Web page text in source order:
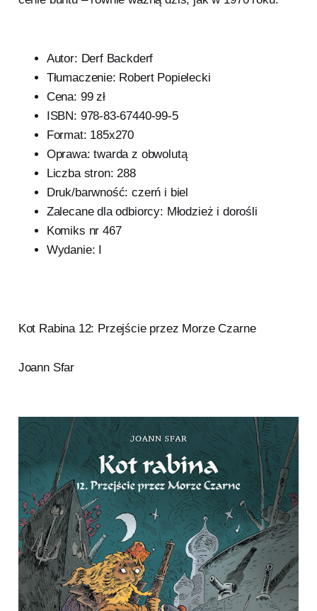
Autor: Derf Backderf
Tłumaczenie: Robert Popielecki
Cena: 99 zł
ISBN: 978-83-67440-99-5
Format: 185x270
Oprawa: twarda z obwolutą
Liczba stron: 288
Druk/barwność: czerń i biel
Zalecane dla odbiorcy: Młodzież i dorośli
Komiks nr 467
Wydanie: I
Kot Rabina 12: Przejście przez Morze Czarne
Joann Sfar